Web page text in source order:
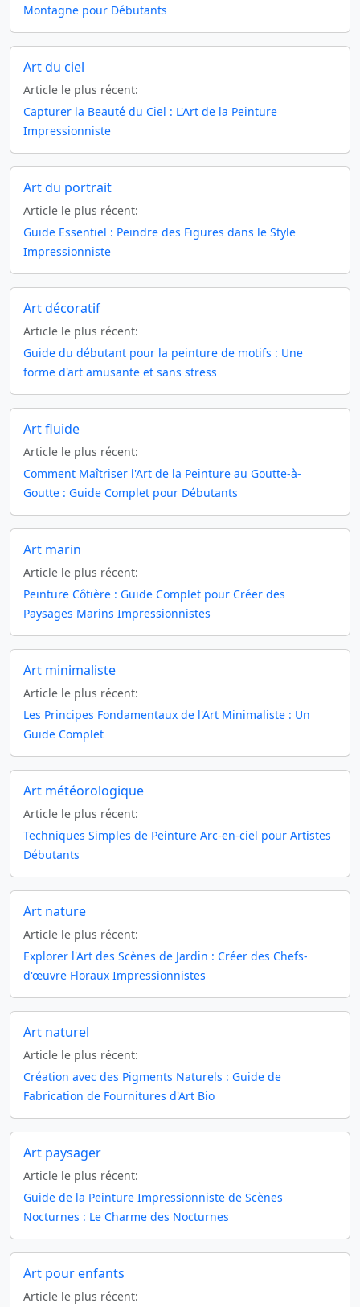
Montagne pour Débutants
Art du ciel
Article le plus récent:
Capturer la Beauté du Ciel : L'Art de la Peinture
Impressionniste
Art du portrait
Article le plus récent:
Guide Essentiel : Peindre des Figures dans le Style
Impressionniste
Art décoratif
Article le plus récent:
Guide du débutant pour la peinture de motifs : Une
forme d'art amusante et sans stress
Art fluide
Article le plus récent:
Comment Maîtriser l'Art de la Peinture au Goutte-à-
Goutte : Guide Complet pour Débutants
Art marin
Article le plus récent:
Peinture Côtière : Guide Complet pour Créer des
Paysages Marins Impressionnistes
Art minimaliste
Article le plus récent:
Les Principes Fondamentaux de l'Art Minimaliste : Un
Guide Complet
Art météorologique
Article le plus récent:
Techniques Simples de Peinture Arc-en-ciel pour Artistes
Débutants
Art nature
Article le plus récent:
Explorer l'Art des Scènes de Jardin : Créer des Chefs-
d'œuvre Floraux Impressionnistes
Art naturel
Article le plus récent:
Création avec des Pigments Naturels : Guide de
Fabrication de Fournitures d'Art Bio
Art paysager
Article le plus récent:
Guide de la Peinture Impressionniste de Scènes
Nocturnes : Le Charme des Nocturnes
Art pour enfants
Article le plus récent: